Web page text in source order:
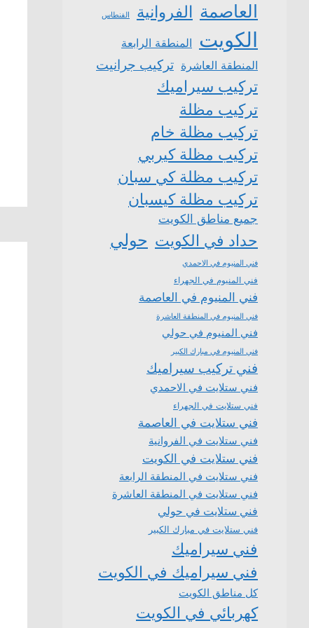
العاصمة الفروانية الفنطاس
الكويت المنطقة الرابعة
المنطقة العاشرة تركيب جرانيت
تركيب سيراميك
تركيب مظلة
تركيب مظلة خام
تركيب مظلة كيربي
تركيب مظلة كي سبان
تركيب مظلة كيسبان
جميع مناطق الكويت
حداد في الكويت حولي
فني المنيوم في الاحمدي
فني المنيوم في الجهراء
فني المنيوم في العاصمة
فني المنيوم في المنطقة العاشرة
فني المنيوم في حولي
فني المنيوم في مبارك الكبير
فني تركيب سيراميك
فني ستلايت في الاحمدي
فني ستلايت في الجهراء
فني ستلايت في العاصمة
فني ستلايت في الفروانية
فني ستلايت في الكويت
فني ستلايت في المنطقة الرابعة
فني ستلايت في المنطقة العاشرة
فني ستلايت في حولي
فني ستلايت في مبارك الكبير
فني سيراميك
فني سيراميك في الكويت
كل مناطق الكويت
كهربائي في الكويت